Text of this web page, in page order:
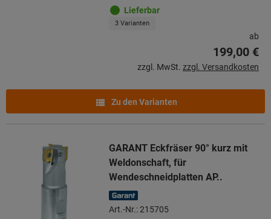
Lieferbar
3 Varianten
ab
199,00 €
zzgl. MwSt. zzgl. Versandkosten
Zu den Varianten
GARANT Eckfräser 90° kurz mit
Weldonschaft, für
Wendeschneidplatten AP..
Art.-Nr.: 215705